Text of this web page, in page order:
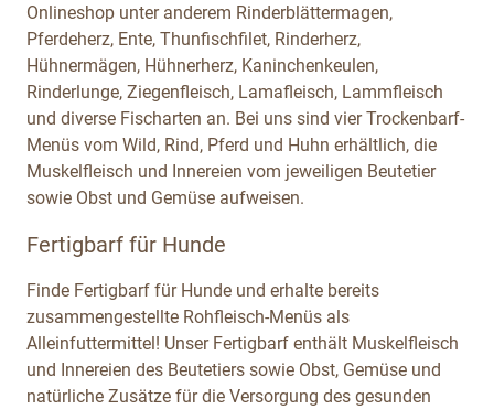
Onlineshop unter anderem Rinderblättermagen,
Pferdeherz, Ente, Thunfischfilet, Rinderherz,
Hühnermägen, Hühnerherz, Kaninchenkeulen,
Rinderlunge, Ziegenfleisch, Lamafleisch, Lammfleisch
und diverse Fischarten an. Bei uns sind vier Trockenbarf-
Menüs vom Wild, Rind, Pferd und Huhn erhältlich, die
Muskelfleisch und Innereien vom jeweiligen Beutetier
sowie Obst und Gemüse aufweisen.
Fertigbarf für Hunde
Finde Fertigbarf für Hunde und erhalte bereits
zusammengestellte Rohfleisch-Menüs als
Alleinfuttermittel! Unser Fertigbarf enthält Muskelfleisch
und Innereien des Beutetiers sowie Obst, Gemüse und
natürliche Zusätze für die Versorgung des gesunden